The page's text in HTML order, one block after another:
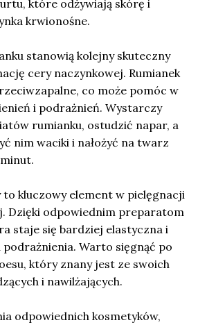
które odżywiają skórę i
krwionośne.
stanowią kolejny skuteczny
cery naczynkowej. Rumianek
co może pomóc w
i podrażnień. Wystarczy
rumianku, ostudzić napar, a
nim waciki i nałożyć na twarz
to kluczowy element w pielęgnacji
Dzięki odpowiednim preparatom
staje się bardziej elastyczna i
Warto sięgnąć po
który znany jest ze swoich
i nawilżających.
odpowiednich kosmetyków,